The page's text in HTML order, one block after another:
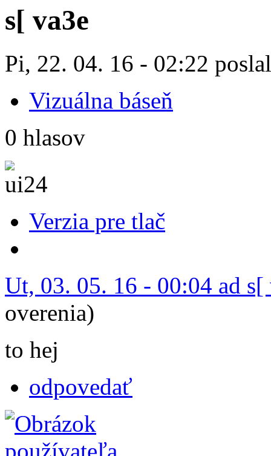
s[ va3e
Pi, 22. 04. 16 - 02:22
Vizuálna báseň
0 hlasov
Verzia pre tlač
Ut, 03. 05. 16 - 00:04 ad s[
overenia)
to hej
odpovedať